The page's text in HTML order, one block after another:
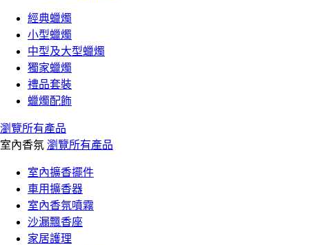
經典蠟燭
小型蠟燭
中型及大型蠟燭
獨家蠟燭
禮品套裝
蠟燭配飾
瀏覽所有產品
室內香氛 瀏覽所有產品
室內擴香擺件
車用擴香器
室內香氛噴霧
沙漏飄香座
家居護理